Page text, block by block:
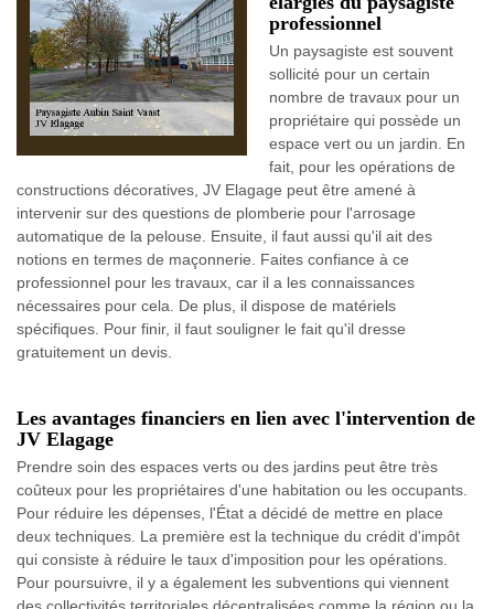
professionnel
Un paysagiste est souvent
sollicité pour un certain
nombre de travaux pour un
propriétaire qui possède un
espace vert ou un jardin. En
fait, pour les opérations de
constructions décoratives, JV Elagage peut être amené à
intervenir sur des questions de plomberie pour l'arrosage
automatique de la pelouse. Ensuite, il faut aussi qu'il ait des
notions en termes de maçonnerie. Faites confiance à ce
professionnel pour les travaux, car il a les connaissances
nécessaires pour cela. De plus, il dispose de matériels
spécifiques. Pour finir, il faut souligner le fait qu'il dresse
gratuitement un devis.
Les avantages financiers en lien avec l'intervention de
JV Elagage
Prendre soin des espaces verts ou des jardins peut être très
coûteux pour les propriétaires d'une habitation ou les occupants.
Pour réduire les dépenses, l'État a décidé de mettre en place
deux techniques. La première est la technique du crédit d'impôt
qui consiste à réduire le taux d'imposition pour les opérations.
Pour poursuivre, il y a également les subventions qui viennent